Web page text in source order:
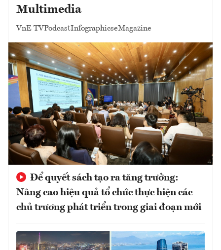
Multimedia
VnE TVPodcastInfographicseMagazine
Để quyết sách tạo ra tăng trưởng:
Nâng cao hiệu quả tổ chức thực hiện các
chủ trương phát triển trong giai đoạn mới